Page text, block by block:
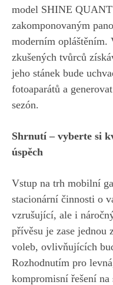
model SHINE
zakomponovaným
moderním opláštěním.
zkušených tvůrců
jeho stánek bude
fotoaparátů a
sezón.
Shrnutí – vyberte si
úspěch
Vstup na trh mobilní
stacionární činnosti o
vzrušující, ale i
přívěsu je zase jednou
voleb, ovlivňujících
Rozhodnutím pro
kompromisní řešení na